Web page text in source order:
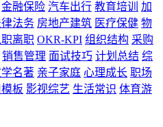
金融保险 汽车出行 教育培训
加
法务 房地产建筑 医疗保健 物
职离职 OKR-KPI 组织结构 采购
销售管理 面试技巧 计划总结 综
名著 亲子家庭 心理成长 职场
板 影视综艺 生活常识 体育游